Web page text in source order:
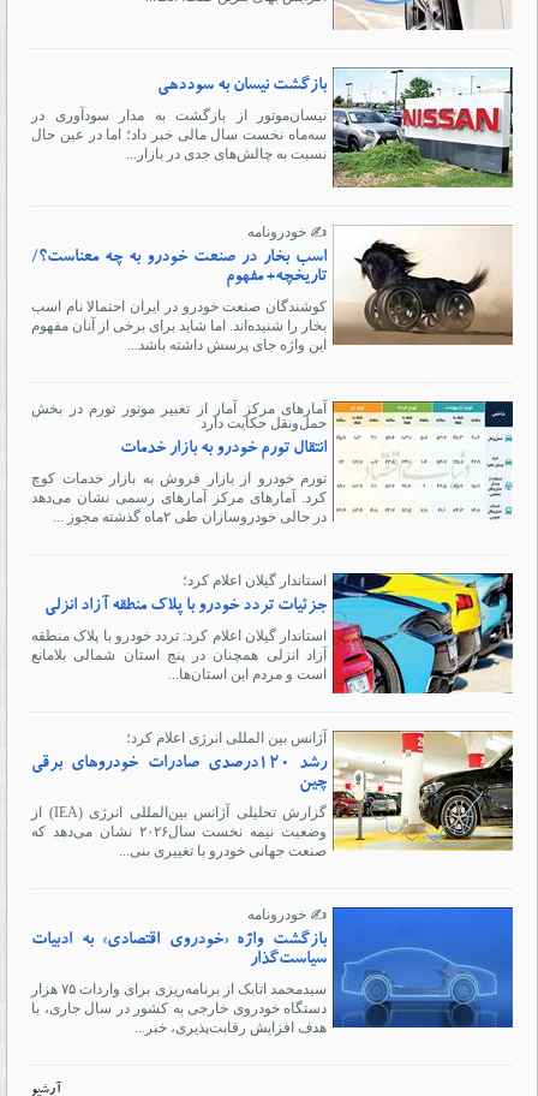
بازگشت نیسان به سوددهی
نیسان‌موتور از بازگشت به مدار سودآوری در
سه‌ماه نخست سال مالی خبر داد؛ اما در عین حال
نسبت به چالش‌های جدی در بازار...
✍️ خودرونامه
اسب بخار در صنعت خودرو به چه معناست؟/
تاریخچه+ مفهوم
کوشندگان صنعت خودرو در ایران احتمالا نام اسب
بخار را شنیده‌اند. اما شاید برای برخی از آنان مفهوم
این واژه جای پرسش داشته باشد...
آمارهای مرکز آمار از تغییر موتور تورم در بخش
حمل‌ونقل حکایت دارد
انتقال تورم خودرو به بازار خدمات
تورم خودرو از بازار فروش به بازار خدمات کوچ
کرد. آمارهای مرکز آمارهای رسمی نشان می‌دهد
در حالی خودروسازان طی ۲ماه گذشته مجوز ...
استاندار گیلان اعلام کرد؛
جزئیات تردد خودرو با پلاک منطقه آزاد انزلی
استاندار گیلان اعلام کرد:‌ تردد خودرو با پلاک منطقه
آزاد انزلی همچنان در پنج استان شمالی بلامانع
است و مردم این استان‌ها...
آژانس بین المللی انرژی اعلام کرد؛
رشد ۱۲۰درصدی صادرات خودروهای برقی
چین
گزارش تحلیلی آژانس بین‌المللی انرژی (IEA) از
وضعیت نیمه نخست سال‌۲۰۲۶ نشان می‌دهد که
صنعت جهانی خودرو با تغییری بنی...
✍️ خودرونامه
بازگشت واژه «خودروی اقتصادی» به ادبیات
سیاست‌گذار
سیدمحمد اتابک از برنامه‌ریزی برای واردات ۷۵ هزار
دستگاه خودروی خارجی به کشور در سال جاری، با
هدف افزایش رقابت‌پذیری، خبر...
آرشیو